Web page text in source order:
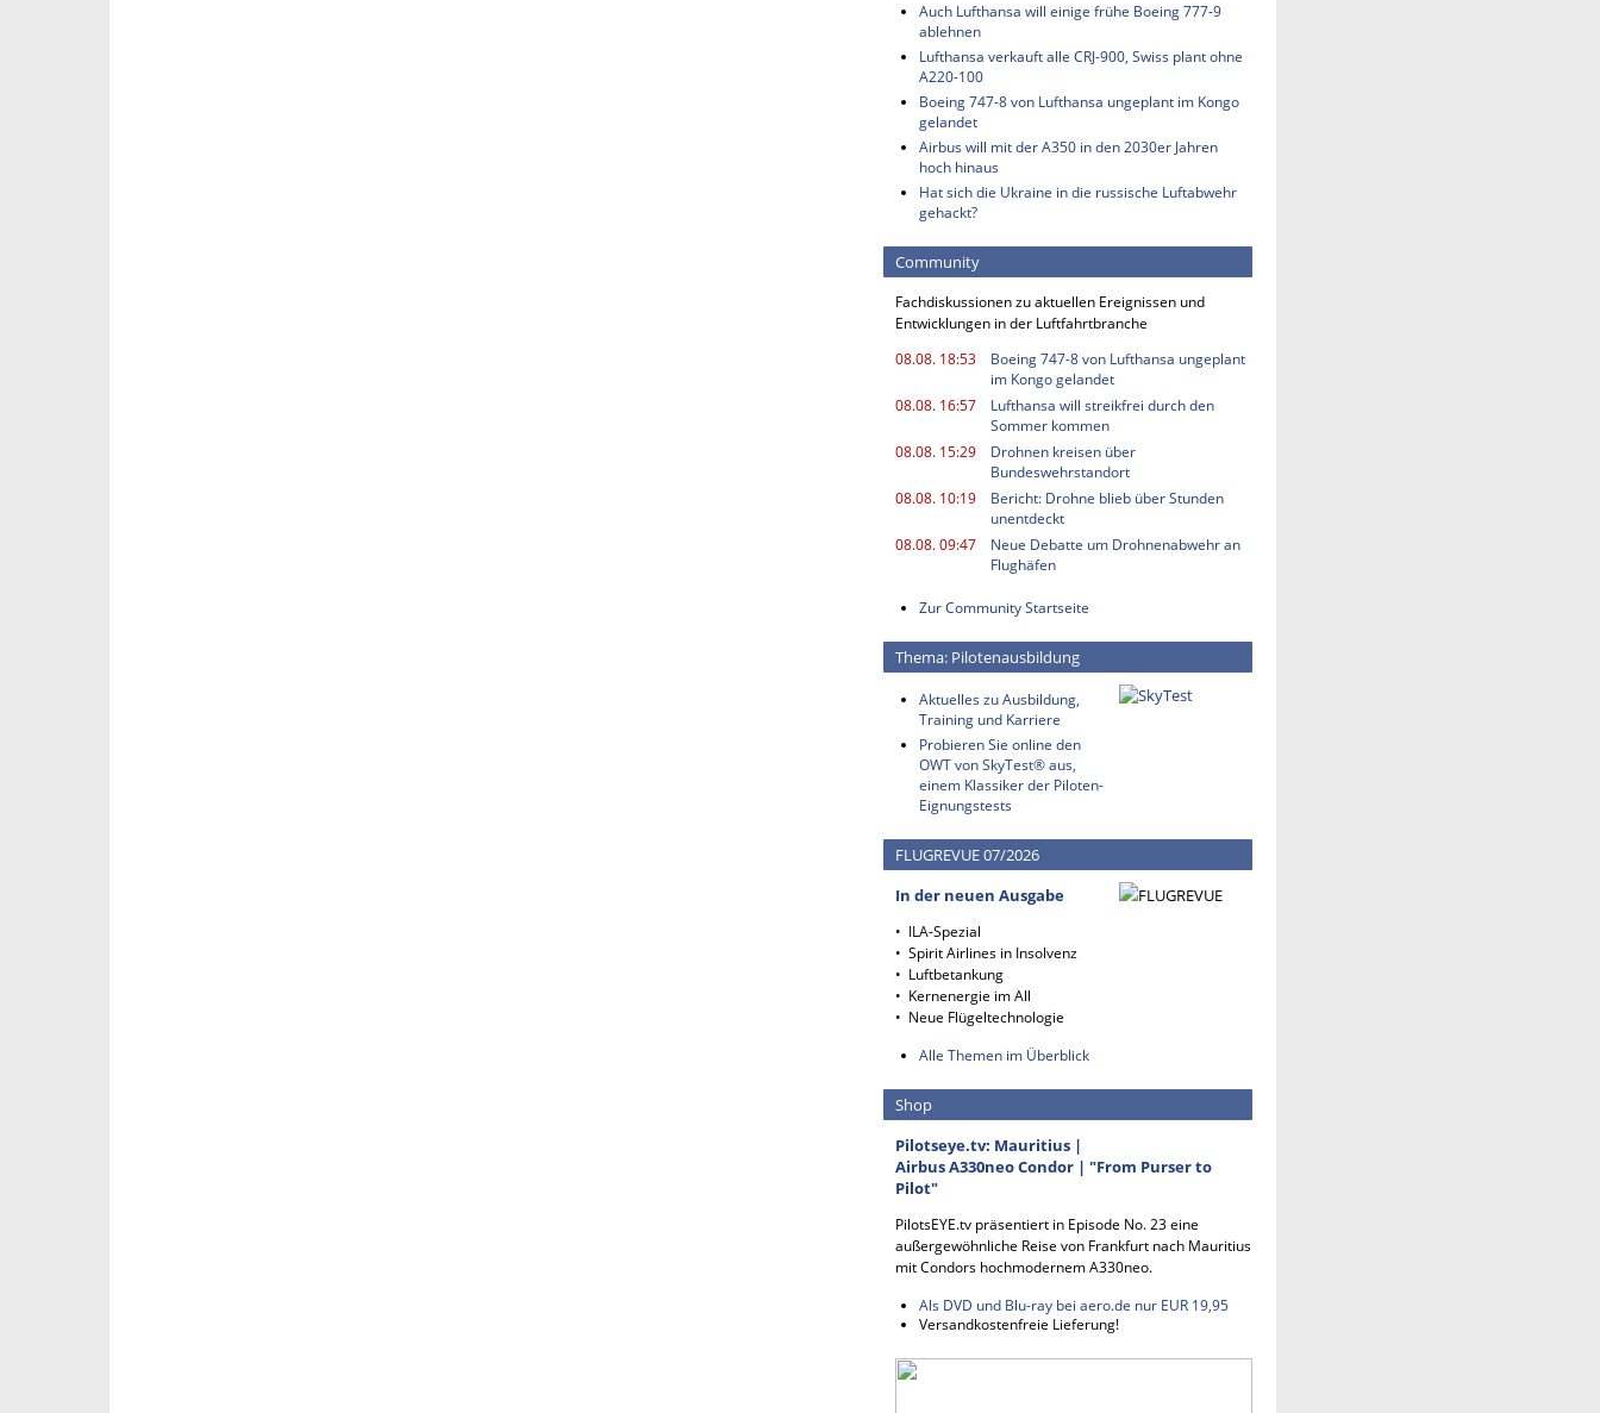
Auch Lufthansa will einige frühe Boeing 777-9
ablehnen
Lufthansa verkauft alle CRJ-900, Swiss plant ohne
A220-100
Boeing 747-8 von Lufthansa ungeplant im Kongo
gelandet
Airbus will mit der A350 in den 2030er Jahren
hoch hinaus
Hat sich die Ukraine in die russische Luftabwehr
gehackt?
Community
Fachdiskussionen zu aktuellen Ereignissen und
Entwicklungen in der Luftfahrtbranche
08.08. 18:53
Boeing 747-8 von Lufthansa ungeplant
im Kongo gelandet
08.08. 16:57
Lufthansa will streikfrei durch den
Sommer kommen
08.08. 15:29
Drohnen kreisen über
Bundeswehrstandort
08.08. 10:19
Bericht: Drohne blieb über Stunden
unentdeckt
08.08. 09:47
Neue Debatte um Drohnenabwehr an
Flughäfen
Zur Community Startseite
Thema: Pilotenausbildung
Aktuelles zu Ausbildung,
Training und Karriere
Probieren Sie online den
OWT von SkyTest® aus,
einem Klassiker der Piloten-
Eignungstests
FLUGREVUE 07/2026
In der neuen Ausgabe
• ILA-Spezial
• Spirit Airlines in Insolvenz
• Luftbetankung
• Kernenergie im All
• Neue Flügeltechnologie
Alle Themen im Überblick
Shop
Pilotseye.tv: Mauritius |
Airbus A330neo Condor | "From Purser to
Pilot"
PilotsEYE.tv präsentiert in Episode No. 23 eine
außergewöhnliche Reise von Frankfurt nach Mauritius
mit Condors hochmodernem A330neo.
Als DVD und Blu-ray bei aero.de nur EUR 19,95
Versandkostenfreie Lieferung!